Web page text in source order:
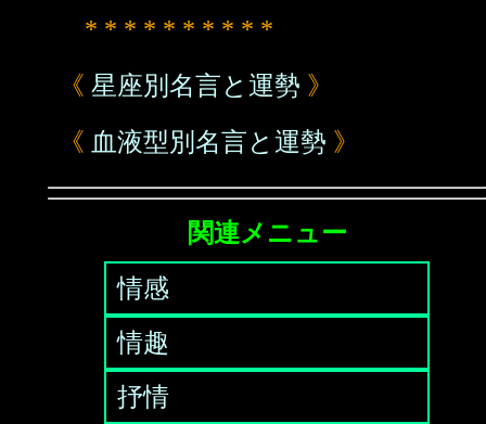
* * * * * * * * * *
《 星座別名言と運勢 》
《 血液型別名言と運勢 》
関連メニュー
情感
情趣
抒情